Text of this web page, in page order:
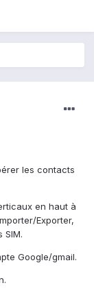
les contacts
en haut à
Exporter,
Google/gmail.